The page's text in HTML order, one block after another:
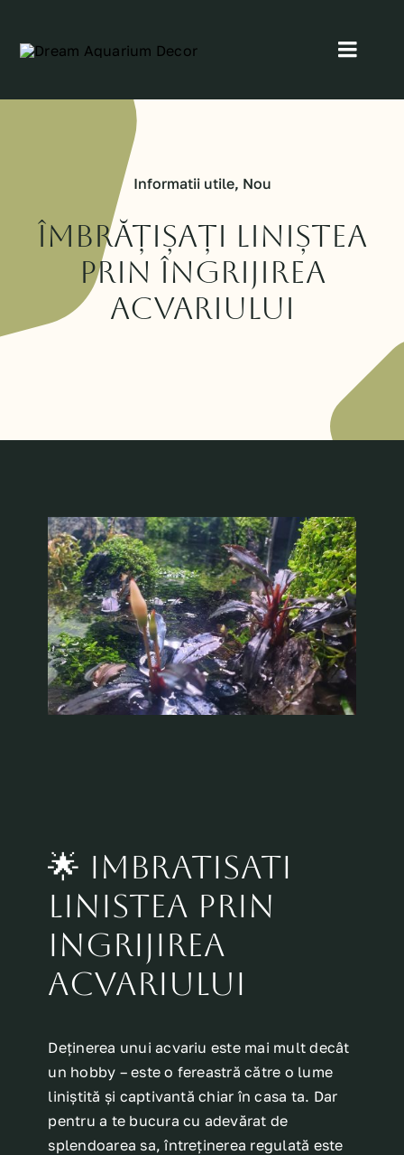
content
Home
Proiectele noastre
Informatii utile, Nou
Îmbrățișați liniștea
prin îngrijirea
acvariului
🌟 Imbratisati
linistea prin
ingrijirea
acvariului
Deținerea unui acvariu este mai mult decât
un hobby – este o fereastră către o lume
liniștită și captivantă chiar în casa ta. Dar
pentru a te bucura cu adevărat de
splendoarea sa, întreținerea regulată este